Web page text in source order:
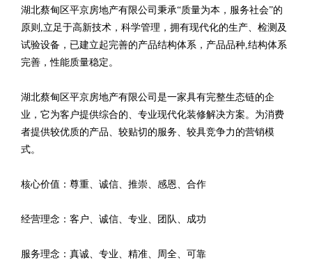
湖北蔡甸区平京房地产有限公司秉承“质量为本，服务社会”的
原则,立足于高新技术，科学管理，拥有现代化的生产、检测及
试验设备，已建立起完善的产品结构体系，产品品种,结构体系
完善，性能质量稳定。
湖北蔡甸区平京房地产有限公司是一家具有完整生态链的企
业，它为客户提供综合的、专业现代化装修解决方案。为消费
者提供较优质的产品、较贴切的服务、较具竞争力的营销模
式。
核心价值：尊重、诚信、推崇、感恩、合作
经营理念：客户、诚信、专业、团队、成功
服务理念：真诚、专业、精准、周全、可靠